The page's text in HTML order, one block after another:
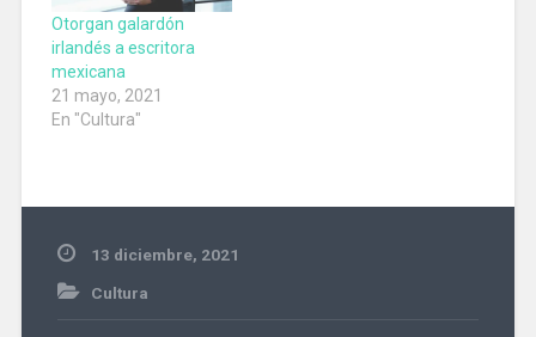
Otorgan galardón
irlandés a escritora
mexicana
21 mayo, 2021
En "Cultura"
13 diciembre, 2021
Cultura